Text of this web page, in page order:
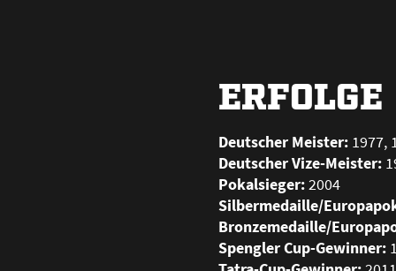
ERFOLGE
Deutscher Meister: 1977,
Deutscher Vize-Meister:
Pokalsieger:2004
Silbermedaille/
Bronzemedaille/
Spengler Cup-Gewinner: